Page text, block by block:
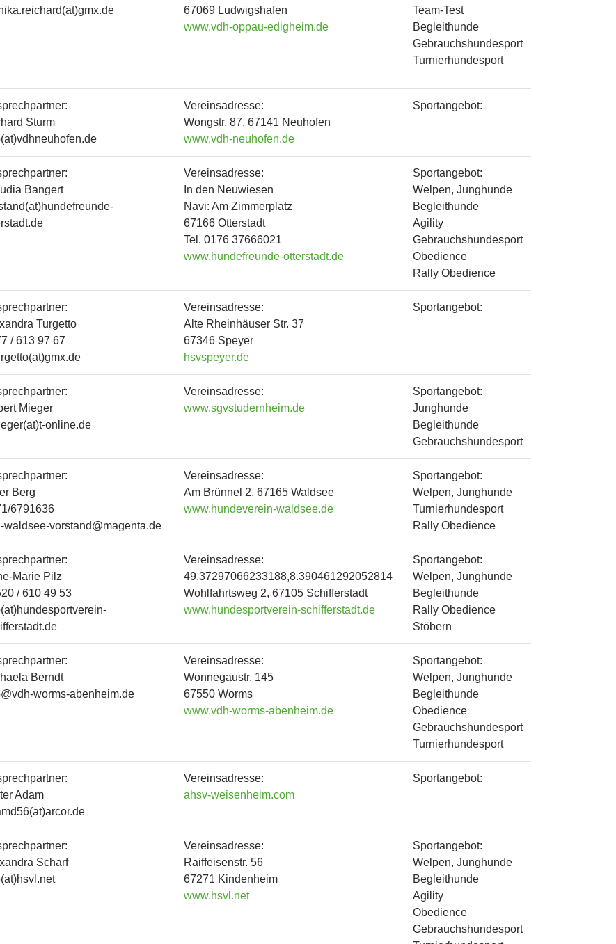
67069 Ludwigshafen
www.vdh-oppau-edigheim.de
Team-Test
Begleithunde
Gebrauchshundesport
Turnierhundesport
Sturm
Vereinsadresse:
Wongstr. 87, 67141 Neuhofen
www.vdh-neuhofen.de
Sportangebot:
Bangert
Vereinsadresse:
In den Neuwiesen
Navi: Am Zimmerplatz
67166 Otterstadt
Tel. 0176 37666021
www.hundefreunde-otterstadt.de
Sportangebot:
Welpen, Junghunde
Begleithunde
Agility
Gebrauchshundesport
Obedience
Rally Obedience
Turgetto
/ 613 97 67
Vereinsadresse:
Alte Rheinhäuser Str. 37
67346 Speyer
hsvspeyer.de
Sportangebot:
Mieger
online.de
Vereinsadresse:
www.sgvstudernheim.de
Sportangebot:
Junghunde
Begleithunde
Gebrauchshundesport
Berg
6791636
waldsee-vorstand@magenta.de
Vereinsadresse:
Am Brünnel 2, 67165 Waldsee
www.hundeverein-waldsee.de
Sportangebot:
Welpen, Junghunde
Turnierhundesport
Rally Obedience
Marie Pilz
/ 610 49 53
Vereinsadresse:
49.37297066233188,8.390461292052814
Wohlfahrtsweg 2, 67105 Schifferstadt
www.hundesportverein-schifferstadt.de
Sportangebot:
Welpen, Junghunde
Begleithunde
Rally Obedience
Stöbern
Berndt
worms-abenheim.de
Vereinsadresse:
Wonnegaustr. 145
67550 Worms
www.vdh-worms-abenheim.de
Sportangebot:
Welpen, Junghunde
Begleithunde
Obedience
Gebrauchshundesport
Turnierhundesport
Adam
Vereinsadresse:
ahsv-weisenheim.com
Sportangebot:
Scharf
Vereinsadresse:
Raiffeisenstr. 56
67271 Kindenheim
www.hsvl.net
Sportangebot:
Welpen, Junghunde
Begleithunde
Agility
Obedience
Gebrauchshundesport